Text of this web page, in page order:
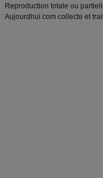
Reproduction totale ou
Aujourdhui.com collecte et